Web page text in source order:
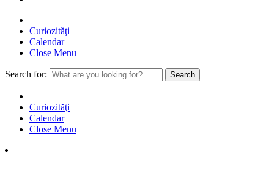
Curiozităţi
Calendar
Close Menu
Search for:
Curiozităţi
Calendar
Close Menu